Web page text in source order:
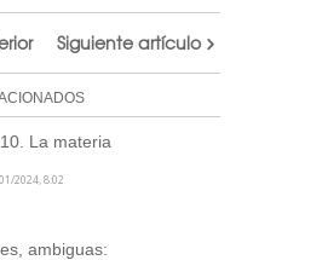
Siguiente artículo
La materia
2024, 8:02
ambiguas: